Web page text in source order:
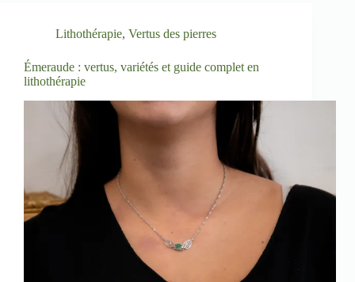
Lithothérapie, Vertus des pierres
Émeraude : vertus, variétés et guide complet en
lithothérapie